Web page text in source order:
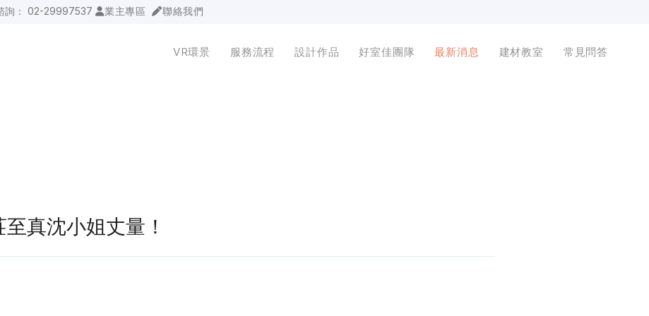
詢： 02-29997537 業主專區 聯絡我們
VR環景 服務流程 設計作品 好室佳團隊 最新消息 建材教室 常見問答
真沈小姐丈量！